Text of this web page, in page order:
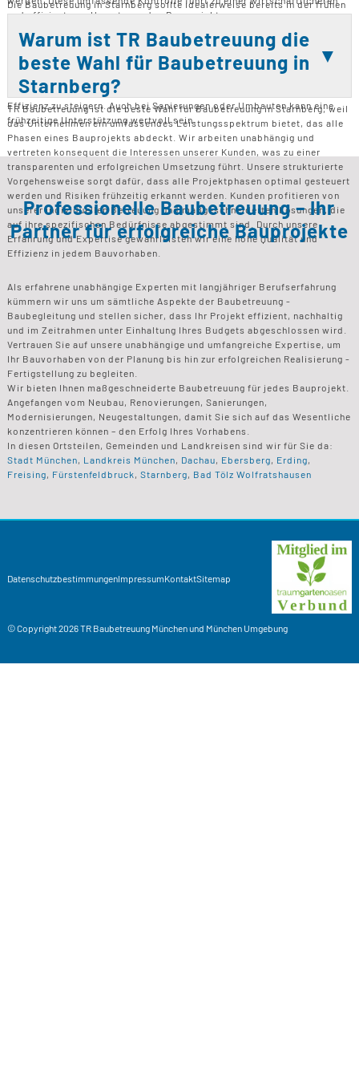
und effizienteren Umsetzung des Bauprojekts.
Die Baubetreuung in Starnberg sollte idealerweise bereits in der frühen
es, von Anfang an klare Strukturen und Ziele zu definieren und die
Qualitätssicherung sicherzustellen. Während der Bauphase begleitet die
Baubetreuung alle wichtigen Schritte und sorgt für eine kontinuierliche
Kontrolle. Besonders bei größeren oder komplexen Projekten ist eine
frühzeitige Einbindung entscheidend, um Risiken zu minimieren und die
Effizienz zu steigern. Auch bei Sanierungen oder Umbauten kann eine
frühzeitige Unterstützung wertvoll sein.
Warum ist TR Baubetreuung die
beste Wahl für Baubetreuung in
Starnberg?
TR Baubetreuung ist die beste Wahl für Baubetreuung in Starnberg, weil
das Unternehmen ein umfassendes Leistungsspektrum bietet, das alle
Phasen eines Bauprojekts abdeckt. Wir arbeiten unabhängig und
vertreten konsequent die Interessen unserer Kunden, was zu einer
transparenten und erfolgreichen Umsetzung führt. Unsere strukturierte
Vorgehensweise sorgt dafür, dass alle Projektphasen optimal gesteuert
werden und Risiken frühzeitig erkannt werden. Kunden profitieren von
unserer individuellen Betreuung und maßgeschneiderten Lösungen, die
auf ihre spezifischen Bedürfnisse abgestimmt sind. Durch unsere
Erfahrung und Expertise gewährleisten wir eine hohe Qualität und
Effizienz in jedem Bauvorhaben.
Professionelle Baubetreuung – Ihr
Partner für erfolgreiche Bauprojekte
Als erfahrene unabhängige Experten mit langjähriger Berufserfahrung
kümmern wir uns um sämtliche Aspekte der Baubetreuung -
Baubegleitung und stellen sicher, dass Ihr Projekt effizient, nachhaltig
und im Zeitrahmen unter Einhaltung Ihres Budgets abgeschlossen wird.
Vertrauen Sie auf unsere unabhängige und umfangreiche Expertise, um
Ihr Bauvorhaben von der Planung bis hin zur erfolgreichen Realisierung -
Fertigstellung zu begleiten.
Wir bieten Ihnen maßgeschneiderte Baubetreuung für jedes Bauprojekt.
Angefangen vom Neubau, Renovierungen, Sanierungen,
Modernisierungen, Neugestaltungen, damit Sie sich auf das Wesentliche
konzentrieren können – den Erfolg Ihres Vorhabens.
In diesen Ortsteilen, Gemeinden und Landkreisen sind wir für Sie da:
Stadt München, Landkreis München, Dachau, Ebersberg, Erding,
Freising, Fürstenfeldbruck, Starnberg, Bad Tölz Wolfratshausen
DatenschutzbestimmungenImpressumKontaktSitemap
© Copyright 2026TR BaubetreuungMünchen und München Umgebung